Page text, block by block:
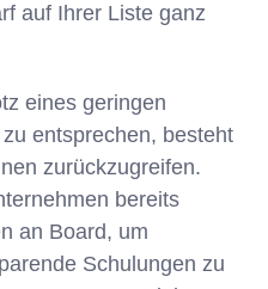
auf Ihrer Liste ganz
eines geringen
entsprechen, besteht
zurückzugreifen.
bereits
an Board, um
Schulungen zu